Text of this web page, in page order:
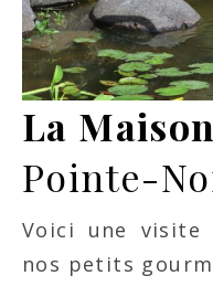
La
Pointe-
Voici une visite
nos petits